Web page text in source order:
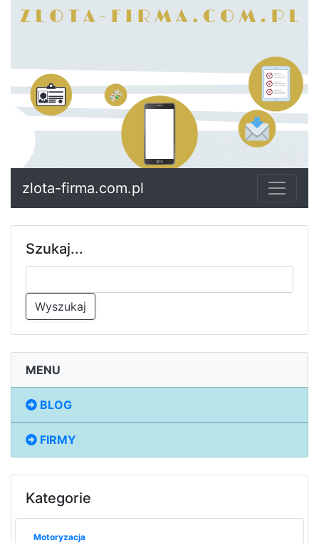
zlota-firma.com.pl
Szukaj...
Wyszukaj
MENU
BLOG
FIRMY
Kategorie
Motoryzacja